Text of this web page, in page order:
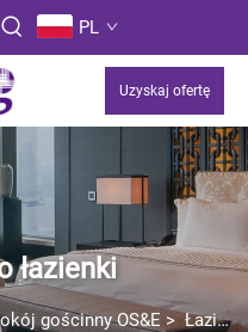
PL
Uzyskaj ofertę
łazienki
gościnny OS&E >Łazienka